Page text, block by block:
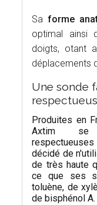
Saforme
optimal ainsi
doigts, otant
déplacements
Une sonde
Produites en
Axtim se
décidé de
de très haute
ce que ses
toluène, de
de bisphénol A.